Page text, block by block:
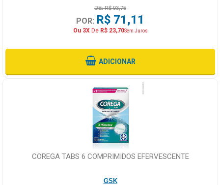
DE: R$ 93,75
POR: R$ 71,11
Ou 3XDe R$ 23,70Sem Juros
ADICIONAR
COREGA TABS 6 COMPRIMIDOS EFERVESCENTE
GSK